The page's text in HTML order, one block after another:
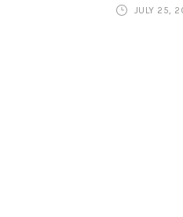
JULY 25,